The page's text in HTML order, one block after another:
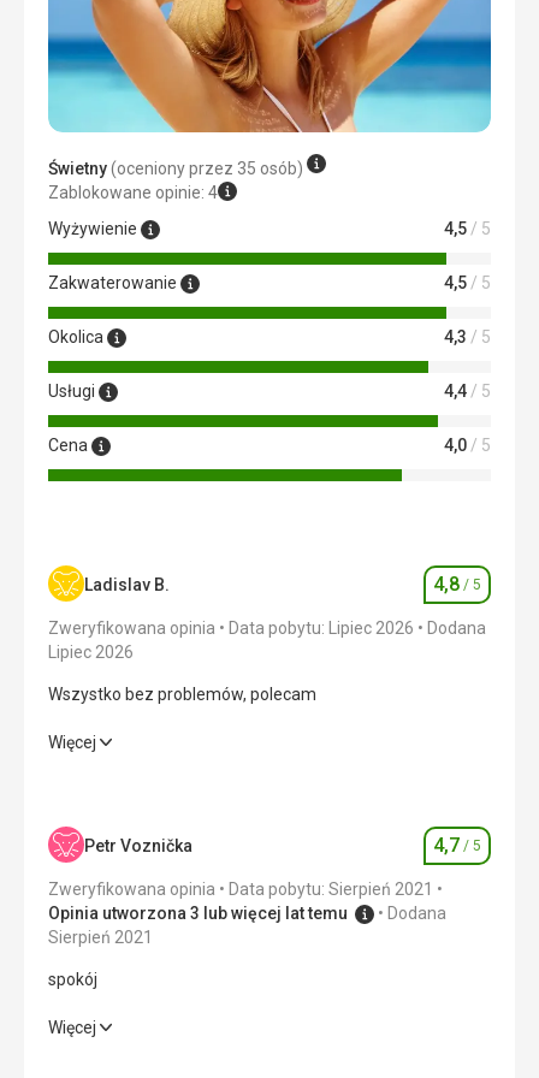
Świetny(oceniony przez 35 osób)
Zablokowane opinie: 4
Wyżywienie
4,5 / 5
Zakwaterowanie 4,5 / 5
Okolica 4,3 / 5
Usługi 4,4 / 5
Cena 4,0 / 5
Ladislav B. Ocena
4,8 / 5
Zweryfikowana opinia Data pobytu: Lipiec 2026
Dodana
Lipiec 2026
Wszystko bez problemów, polecam
Wszystko bez problemów, polecam
Okolica 4,0/ 5
Usługi
Cena
Więcej
Petr Voznička Ocena
4,7 / 5
Zweryfikowana opinia
Data pobytu: Sierpień 2021
Opinia utworzona 3 lub więcej lat temu
Dodana
Sierpień 2021
spokój
spokój
Więcej